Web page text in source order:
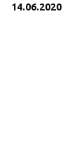
14.06.2020